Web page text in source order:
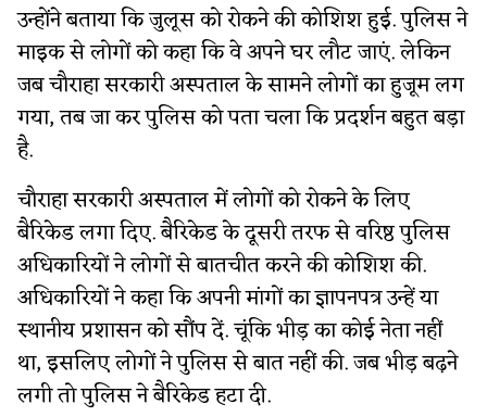
उन्होंने बताया कि जुलूस को रोकने की कोशिश हुई. पुलिस ने
माइक से लोगों को कहा कि वे अपने घर लौट जाएं. लेकिन
जब चौराहा सरकारी अस्पताल के सामने लोगों का हुजूम लग
गया, तब जा कर पुलिस को पता चला कि प्रदर्शन बहुत बड़ा
है.
चौराहा सरकारी अस्पताल में लोगों को रोकने के लिए
बैरिकेड लगा दिए. बैरिकेड के दूसरी तरफ से वरिष्ठ पुलिस
अधिकारियों ने लोगों से बातचीत करने की कोशिश की.
अधिकारियों ने कहा कि अपनी मांगों का ज्ञापनपत्र उन्हें या
स्थानीय प्रशासन को सौंप दें. चूंकि भीड़ का कोई नेता नहीं
था, इसलिए लोगों ने पुलिस से बात नहीं की. जब भीड़ बढ़ने
लगी तो पुलिस ने बैरिकेड हटा दी.